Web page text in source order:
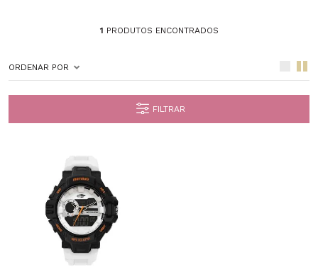
1 PRODUTOS ENCONTRADOS
ORDENAR POR
FILTRAR